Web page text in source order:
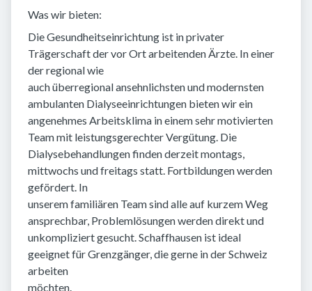
Was wir bieten:
Die Gesundheitseinrichtung ist in privater
Trägerschaft der vor Ort arbeitenden Ärzte. In einer
der regional wie
auch überregional ansehnlichsten und modernsten
ambulanten Dialyseeinrichtungen bieten wir ein
angenehmes Arbeitsklima in einem sehr motivierten
Team mit leistungsgerechter Vergütung. Die
Dialysebehandlungen finden derzeit montags,
mittwochs und freitags statt. Fortbildungen werden
gefördert. In
unserem familiären Team sind alle auf kurzem Weg
ansprechbar, Problemlösungen werden direkt und
unkompliziert gesucht. Schaffhausen ist ideal
geeignet für Grenzgänger, die gerne in der Schweiz
arbeiten
möchten.